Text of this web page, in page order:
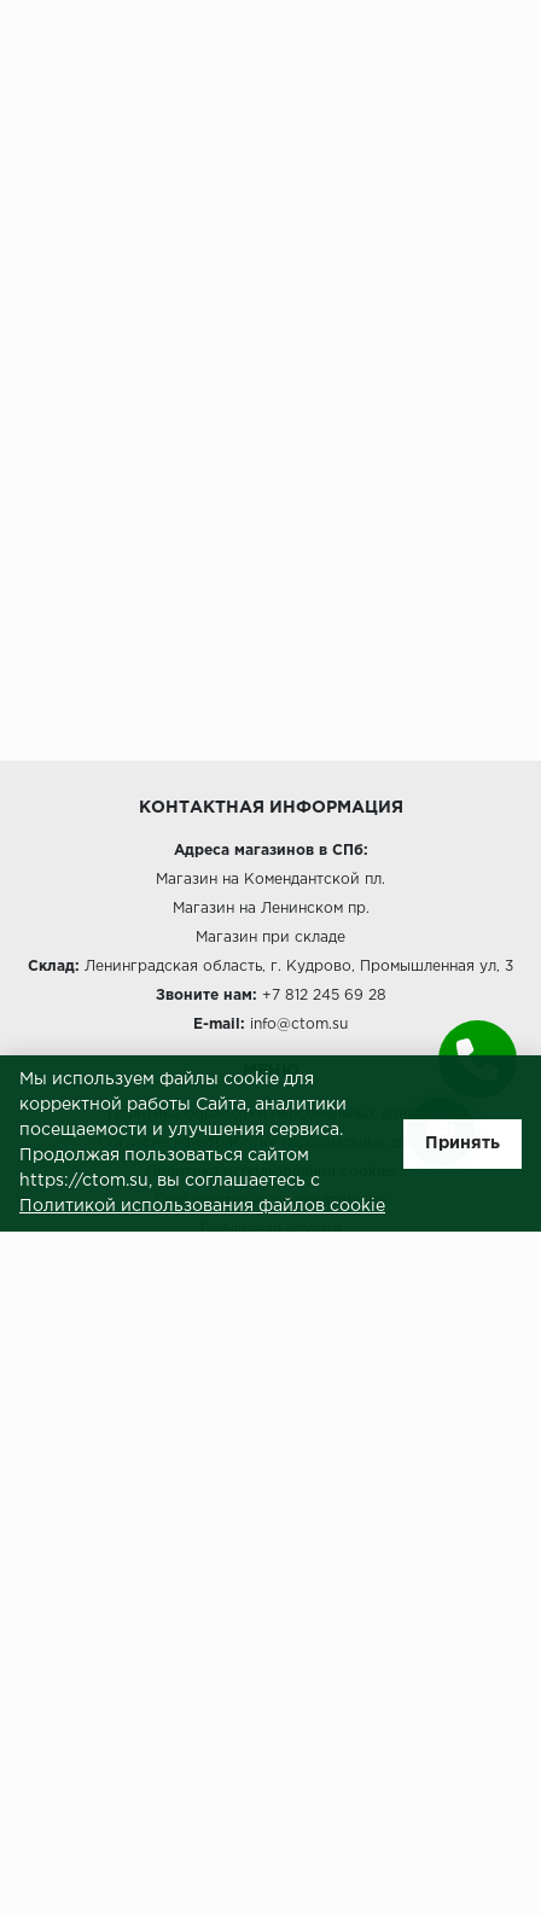
КОНТАКТНАЯ ИНФОРМАЦИЯ
Адреса магазинов в СПб:
Магазин на Комендантской пл.
Магазин на Ленинском пр.
Магазин при складе
Склад: Ленинградская область, г. Кудрово, Промышленная ул, 3
Звоните нам: +7 812 245 69 28
E-mail: info@ctom.su
МЕНЮ
Политика обработки персональных данных
Согласие на обработку персональных данных
Пользовательское соглашение
Публичная оферта
Мы используем файлы cookie для
корректной работы Сайта, аналитики
посещаемости и улучшения сервиса.
Продолжая пользоваться сайтом
https://ctom.su, вы соглашаетесь с
Политикой использования файлов cookie
Принять